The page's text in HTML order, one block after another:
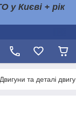
у Києві + рік
Двигуни та деталі